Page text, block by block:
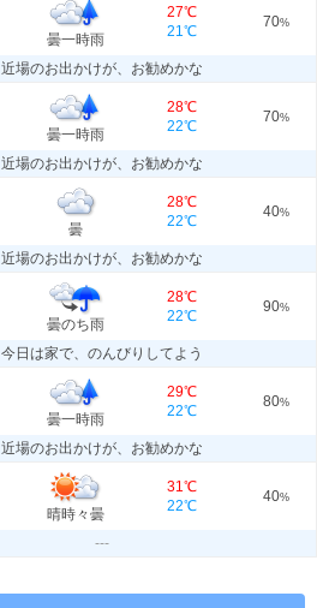
曇一時雨
27℃
21℃
70%
近場のお出かけが、お勧めかな
曇一時雨
28℃
22℃
70%
近場のお出かけが、お勧めかな
曇
28℃
22℃
40%
近場のお出かけが、お勧めかな
曇のち雨
28℃
22℃
90%
今日は家で、のんびりしてよう
曇一時雨
29℃
22℃
80%
近場のお出かけが、お勧めかな
晴時々曇
31℃
22℃
40%
---